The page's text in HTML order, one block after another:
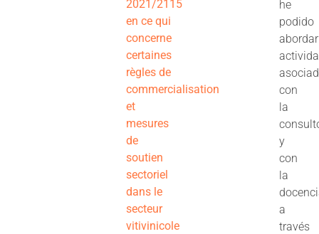
2021/2115
en ce qui
concerne
certaines
règles de
commercialisation
et
mesures
de
soutien
sectoriel
dans le
secteur
vitivinicole
he
podido
abordar
con
la
y
con
la
a
través